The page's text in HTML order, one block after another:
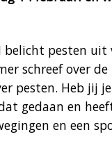
belicht pesten uit
schreef over
pesten. Heb jij
gedaan en
en een